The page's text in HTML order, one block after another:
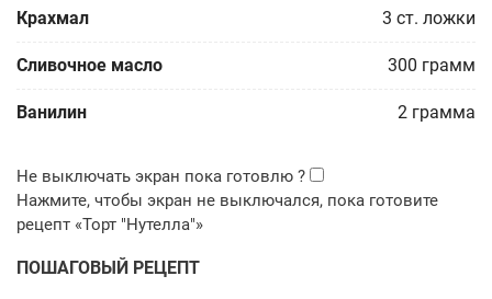
Крахмал 3 ст. ложки
Сливочное масло 300 грамм
Ванилин 2 грамма
ПОШАГОВЫЙ РЕЦЕПТ